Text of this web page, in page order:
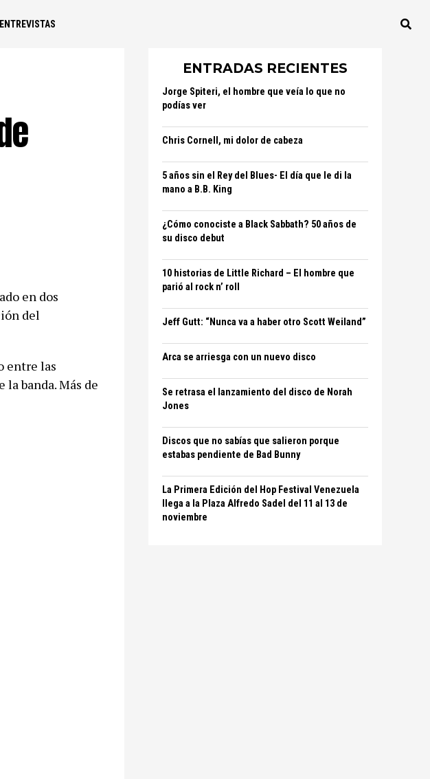
ENTREVISTAS
en dos
del
entre las
banda. Más de
ENTRADAS RECIENTES
Jorge Spiteri, el hombre que veía lo que no
podías ver
Chris Cornell, mi dolor de cabeza
5 años sin el Rey del Blues- El día que le di la
mano a B.B. King
¿Cómo conociste a Black Sabbath? 50 años de
su disco debut
10 historias de Little Richard – El hombre que
parió al rock n’ roll
Jeff Gutt: “Nunca va a haber otro Scott Weiland”
Arca se arriesga con un nuevo disco
Se retrasa el lanzamiento del disco de Norah
Jones
Discos que no sabías que salieron porque
estabas pendiente de Bad Bunny
La Primera Edición del Hop Festival Venezuela
llega a la Plaza Alfredo Sadel del 11 al 13 de
noviembre